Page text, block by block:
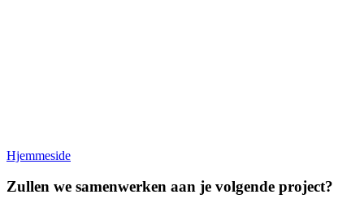
Hjemmeside
Zullen we samenwerken aan je volgende project?